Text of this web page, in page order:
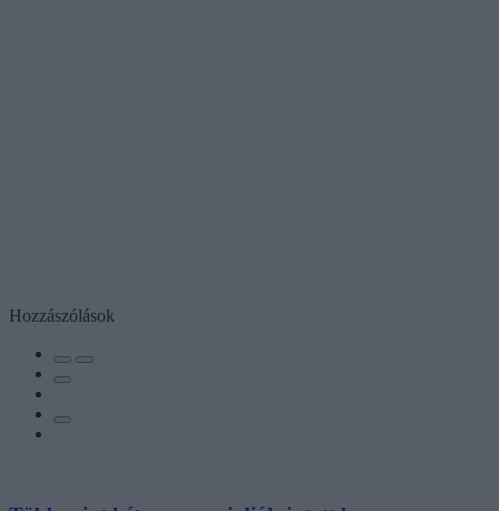
Hozzászólások